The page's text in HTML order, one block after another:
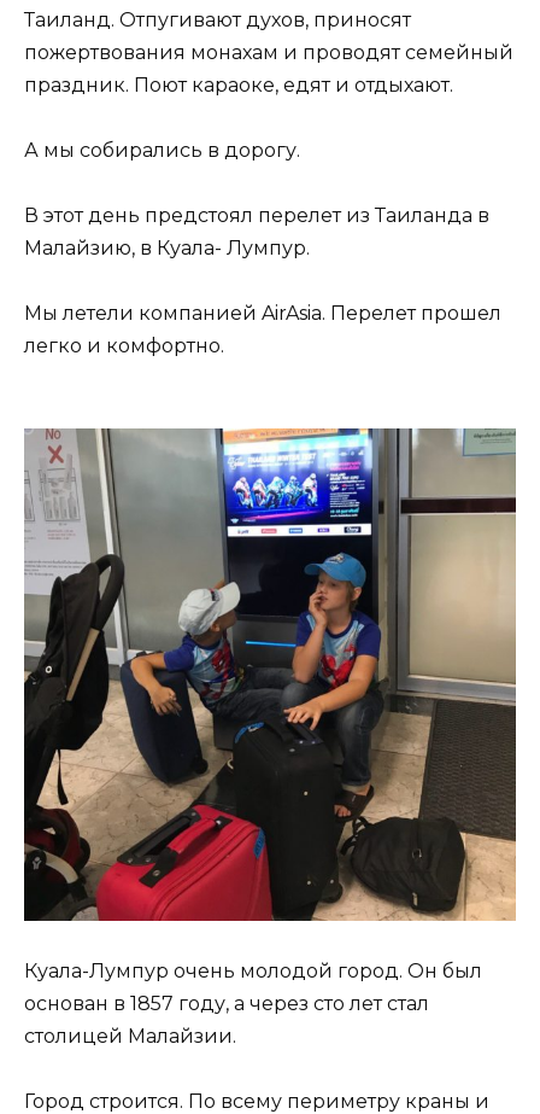
Таиланд. Отпугивают духов, приносят
пожертвования монахам и проводят семейный
праздник. Поют караоке, едят и отдыхают.
А мы собирались в дорогу.
В этот день предстоял перелет из Таиланда в
Малайзию, в Куала- Лумпур.
Мы летели компанией AirAsia. Перелет прошел
легко и комфортно.
Куала-Лумпур очень молодой город. Он был
основан в 1857 году, а через сто лет стал
столицей Малайзии.
Город строится. По всему периметру краны и